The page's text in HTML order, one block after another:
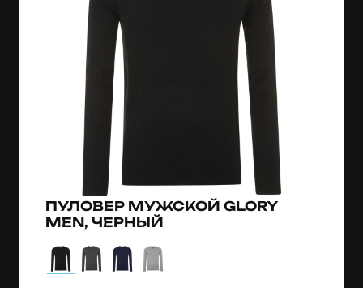
ПУЛОВЕР МУЖСКОЙ GLORY
MEN, ЧЕРНЫЙ